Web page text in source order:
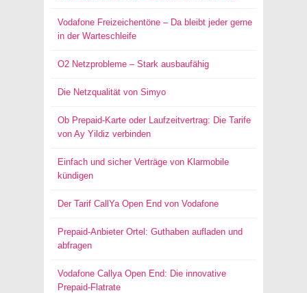
Vodafone Freizeichentöne – Da bleibt jeder gerne
in der Warteschleife
O2 Netzprobleme – Stark ausbaufähig
Die Netzqualität von Simyo
Ob Prepaid-Karte oder Laufzeitvertrag: Die Tarife
von Ay Yildiz verbinden
Einfach und sicher Verträge von Klarmobile
kündigen
Der Tarif CallYa Open End von Vodafone
Prepaid-Anbieter Ortel: Guthaben aufladen und
abfragen
Vodafone Callya Open End: Die innovative
Prepaid-Flatrate